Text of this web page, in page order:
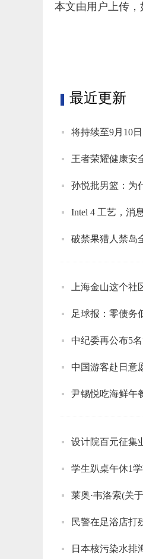
本文由用户上传，
最近更新
将持续至9月10
王者荣耀健康安
孙悦批男篮：为
Intel 4 工艺，消
破禁果猎人禁岛
上海金山这个
足球报：零债务
中纪委再公布5
中国游客赴日意
尹锡悦吃海鲜午
设计院百元征集
学生趴桌午休1
莱奥·韦洛索(关
民警在足浴店打
日本核污染水排